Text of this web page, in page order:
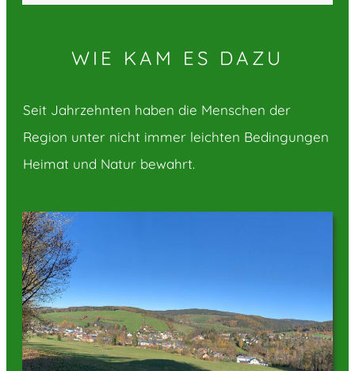
WIE KAM ES DAZU
Seit Jahrzehnten haben die Menschen der
Region unter nicht immer leichten Bedingungen
Heimat und Natur bewahrt.